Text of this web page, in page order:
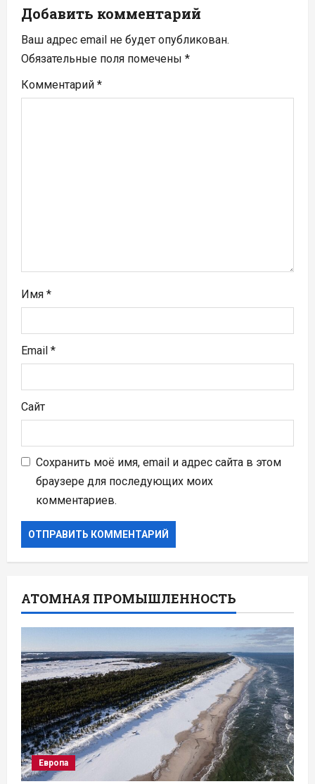
я
п
о
з
м
Добавить комментарий
Ваш адрес email не будет опубликован.
Обязательные поля помечены *
Комментарий *
Имя *
Email *
Сайт
Сохранить моё имя, email и адрес сайта в этом
браузере для последующих моих
комментариев.
АТОМНАЯ ПРОМЫШЛЕННОСТЬ
Европа